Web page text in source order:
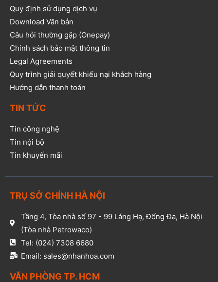
Quy định sử dụng dịch vụ
Download Văn bản
Câu hỏi thường gặp (Onepay)
Chính sách bảo mật thông tin
Legal Agreements
Quy trình giải quyết khiếu nại khách hàng
Hướng dẫn thanh toán
TIN TỨC
Tin công nghệ
Tin nội bộ
Tin khuyến mãi
TRỤ SỞ CHÍNH HÀ NỘI
Tầng 4, Tòa nhà số 97 - 99 Láng Hạ, Đống Đa, Hà Nội
(Tòa nhà Petrowaco)
Tel: (024) 7308 6680
Email: sales@nhanhoa.com
VĂN PHÒNG TP. HCM​